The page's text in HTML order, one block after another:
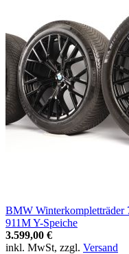
BMW
911M Y-Speiche
3.599,00 €
inkl. MwSt, zzgl. Versand